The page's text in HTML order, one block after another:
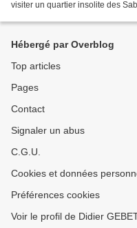
visiter un quartier insolite des
Hébergé par Overblog
Top articles
Pages
Contact
Signaler un abus
C.G.U.
Cookies et données
Préférences cookies
Voir le profil de Didier